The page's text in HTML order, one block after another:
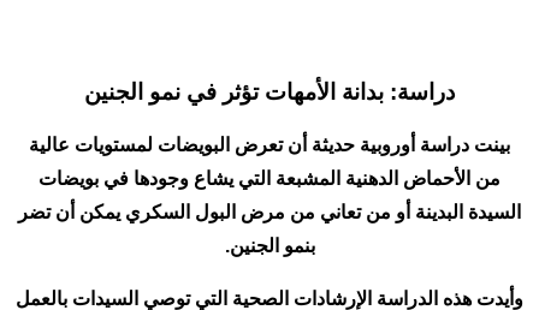
دراسة: بدانة الأمهات تؤثر في نمو الجنين
بينت دراسة أوروبية حديثة أن تعرض البويضات لمستويات عالية
من الأحماض الدهنية المشبعة التي يشاع وجودها في بويضات
السيدة البدينة أو من تعاني من مرض البول السكري يمكن أن تضر
بنمو الجنين.
وأيدت هذه الدراسة الإرشادات الصحية التي توصي السيدات بالعمل